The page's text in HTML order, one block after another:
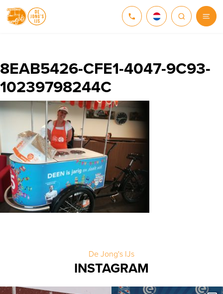
NEDERLANDS
ENGLISH
8EAB5426-CFE1-4047-9C93-
10239798244C
De Jong's IJs
INSTAGRAM